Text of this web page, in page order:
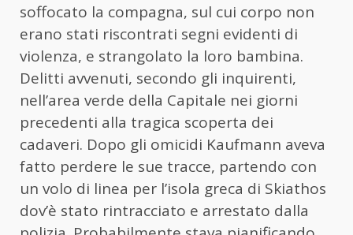
soffocato la compagna, sul cui corpo non
erano stati riscontrati segni evidenti di
violenza, e strangolato la loro bambina.
Delitti avvenuti, secondo gli inquirenti,
nell’area verde della Capitale nei giorni
precedenti alla tragica scoperta dei
cadaveri. Dopo gli omicidi Kaufmann aveva
fatto perdere le sue tracce, partendo con
un volo di linea per l’isola greca di Skiathos
dov’è stato rintracciato e arrestato dalla